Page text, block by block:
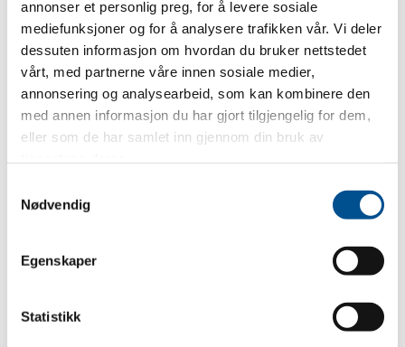
annonser et personlig preg, for å levere sosiale
mediefunksjoner og for å analysere trafikken vår. Vi deler
dessuten informasjon om hvordan du bruker nettstedet
vårt, med partnerne våre innen sosiale medier,
annonsering og analysearbeid, som kan kombinere den
med annen informasjon du har gjort tilgjengelig for dem,
eller som de har samlet inn gjennom din bruk av
Nødvendig
Egenskaper
Statistikk